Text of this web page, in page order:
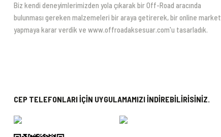
Biz kendi deneyimlerimizden yola çıkarak bir Off-Road aracında
bulunması gereken malzemeleri bir araya getirerek, bir online market
yapmaya karar verdik ve www.offroadaksesuar.com'u tasarladık.
CEP TELEFONLARI İÇİN UYGULAMAMIZI İNDİREBİLİRİSİNİZ.